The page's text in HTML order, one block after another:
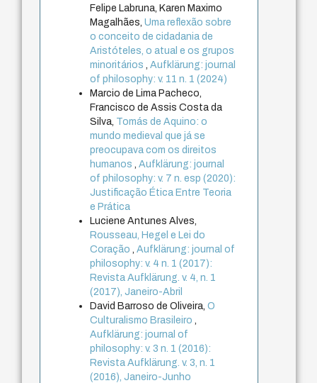
Felipe Labruna, Karen Maximo
Magalhães,Uma reflexão sobre
o conceito de cidadania de
Aristóteles, o atual e os grupos
minoritários
,Aufklärung: journal
of philosophy: v. 11 n. 1 (2024)
Marcio de Lima Pacheco,
Francisco de Assis Costa da
Silva, Tomás de Aquino: o
mundo medieval que já se
preocupava com os direitos
humanos
,Aufklärung: journal
of philosophy: v. 7 n. esp (2020):
Justificação Ética Entre Teoria
e Prática
Luciene Antunes Alves,
Rousseau, Hegel e Lei do
Coração
,Aufklärung: journal of
philosophy: v. 4 n. 1 (2017):
Revista Aufklärung. v. 4, n. 1
(2017), Janeiro-Abril
David Barroso de Oliveira,O
Culturalismo Brasileiro
Aufklärung: journal of
philosophy: v. 3 n. 1 (2016):
Revista Aufklärung. v. 3, n. 1
(2016), Janeiro-Junho